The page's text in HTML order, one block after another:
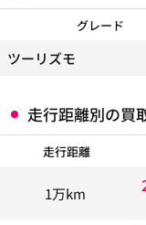
グレード
ツーリズモ
走行距離別の買
走行距離
1万km